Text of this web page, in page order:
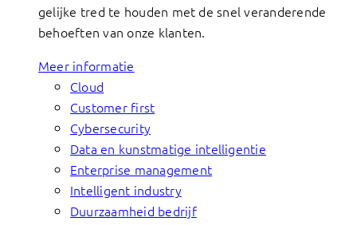
gelijke tred te houden met de snel veranderende
behoeften van onze klanten.
Meer informatie
Cloud
Customer first
Cybersecurity
Data en kunstmatige intelligentie
Enterprise management
Intelligent industry
Duurzaamheid bedrijf